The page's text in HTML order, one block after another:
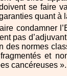
se faire
quant à
condamner
pas
des normes
et
cancéreuses ».